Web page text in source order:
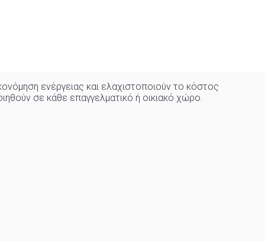
ενέργειας και ελαχιστοποιούν το κόστος
σε κάθε επαγγελματικό ή οικιακό χώρo.